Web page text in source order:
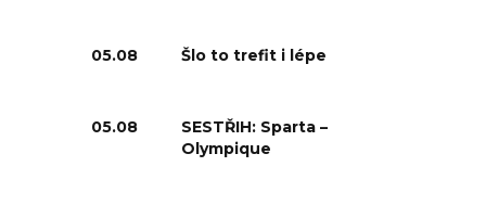
05.08 Šlo to trefit i lépe
05.08
SESTŘIH: Sparta –
Olympique